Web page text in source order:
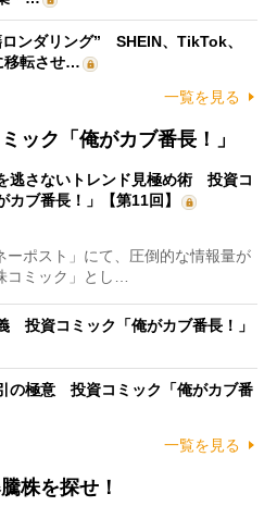
ンダリング” SHEIN、TikTok、
移転させ…
一覧を見る
ック「俺がカブ番長！」
逃さないトレンド見極め術 投資コ
カブ番長！」【第11回】
ポスト」にて、圧倒的な情報量が
コミック」とし…
投資コミック「俺がカブ番長！」
の極意 投資コミック「俺がカブ番
一覧を見る
株を探せ！